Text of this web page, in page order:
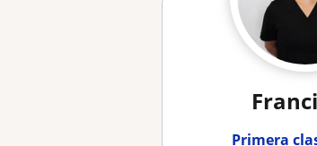
Primera